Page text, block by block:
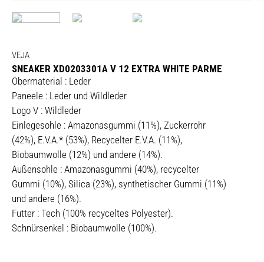
VEJA
SNEAKER XD0203301A V 12 EXTRA WHITE PARME
Obermaterial : Leder
Paneele : Leder und Wildleder
Logo V : Wildleder
Einlegesohle : Amazonasgummi (11%), Zuckerrohr
(42%), E.V.A.* (53%), Recycelter E.V.A. (11%),
Biobaumwolle (12%) und andere (14%).
Außensohle : Amazonasgummi (40%), recycelter
Gummi (10%), Silica (23%), synthetischer Gummi (11%)
und andere (16%).
Futter : Tech (100% recyceltes Polyester).
Schnürsenkel : Biobaumwolle (100%).